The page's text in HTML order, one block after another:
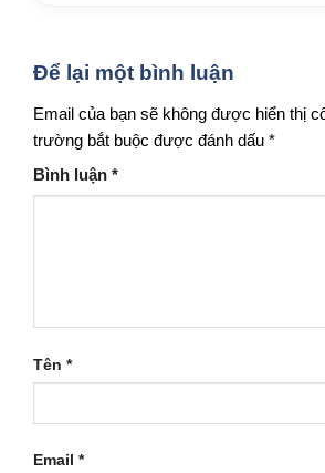
Để lại một bình luận
Email của bạn sẽ không được hiển thị
trường bắt buộc được đánh dấu *
Bình luận *
Tên *
Email *